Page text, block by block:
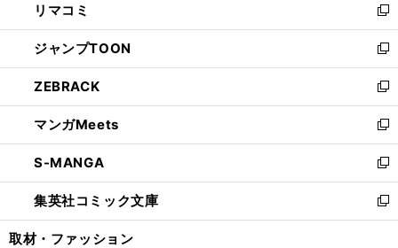
で
開
く
ド
ウ
で
開
く
ィ
ン
ド
ウ
で
開
く
い
ウ
ィ
ン
ド
ウ
で
開
く
リマコミ
新
し
い
ウ
ィ
ン
ド
ウ
で
開
く
ジャンプTOON
新
し
い
ウ
ィ
ン
ド
ウ
で
開
ZEBRACK
新
し
い
ウ
ィ
ン
ド
ウ
マンガMeets
新
し
い
ウ
ィ
ン
S-MANGA
新
し
い
ウ
集英社コミック文庫
新
し
取材・ファッション